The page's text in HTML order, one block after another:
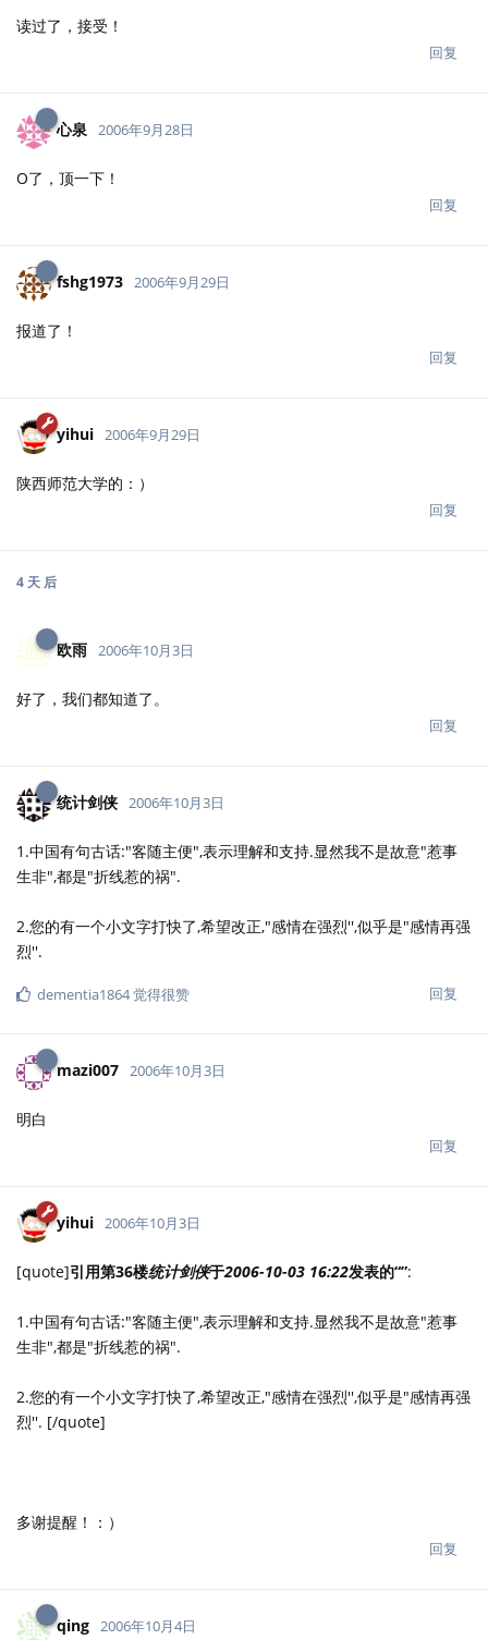
读过了，接受！
回复
心泉 2006年9月28日
O了，顶一下！
回复
fshg1973 2006年9月29日
报道了！
回复
yihui 2006年9月29日
陕西师范大学的：）
回复
4 天 后
欧雨 2006年10月3日
好了，我们都知道了。
回复
统计剑侠 2006年10月3日
1.中国有句古话:"客随主便",表示理解和支持.显然我不是故意"惹事
生非",都是"折线惹的祸".
2.您的有一个小文字打快了,希望改正,"感情在强烈'',似乎是"感情再强
烈''.
回复
dementia1864觉得很赞
mazi007 2006年10月3日
明白
回复
yihui 2006年10月3日
[quote]引用第36楼统计剑侠于2006-10-03 16:22发表的“”:
1.中国有句古话:"客随主便",表示理解和支持.显然我不是故意"惹事
生非",都是"折线惹的祸".
2.您的有一个小文字打快了,希望改正,"感情在强烈'',似乎是"感情再强
烈''. [/quote]
多谢提醒！：）
回复
qing 2006年10月4日